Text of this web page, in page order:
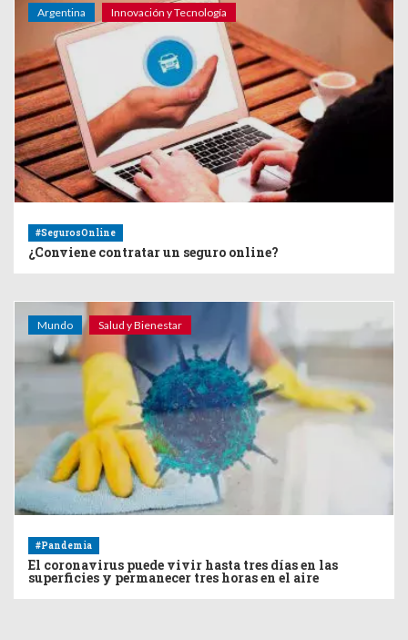
Argentina Innovación y Tecnología
#SegurosOnline
¿Conviene contratar un seguro online?
Mundo Salud y Bienestar
#Pandemia
El coronavirus puede vivir hasta tres días en las
superficies y permanecer tres horas en el aire